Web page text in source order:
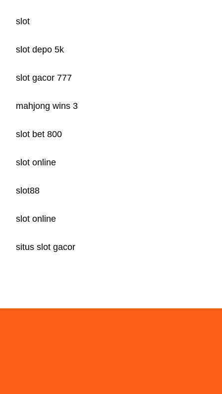
slot
slot depo 5k
slot gacor 777
mahjong wins 3
slot bet 800
slot online
slot88
slot online
situs slot gacor